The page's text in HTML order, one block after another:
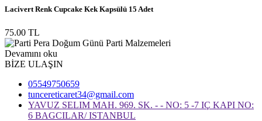
Lacivert Renk Cupcake Kek Kapsülü 15 Adet
75.00 TL
Devamını oku
BİZE ULAŞIN
05549750659
tuncereticaret34@gmail.com
YAVUZ SELIM MAH. 969. SK. - - NO: 5 -7 IÇ KAPI NO:
6 BAGCILAR/ ISTANBUL